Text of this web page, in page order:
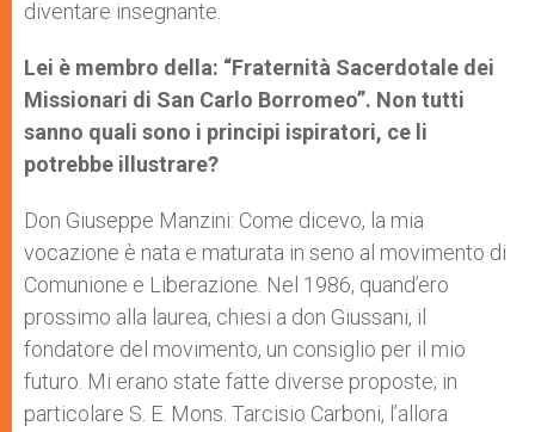
diventare insegnante.
Lei è membro della: “Fraternità Sacerdotale dei
Missionari di San Carlo Borromeo”. Non tutti
sanno quali sono i principi ispiratori, ce li
potrebbe illustrare?
Don Giuseppe Manzini: Come dicevo, la mia
vocazione è nata e maturata in seno al movimento di
Comunione e Liberazione. Nel 1986, quand’ero
prossimo alla laurea, chiesi a don Giussani, il
fondatore del movimento, un consiglio per il mio
futuro. Mi erano state fatte diverse proposte; in
particolare S. E. Mons. Tarcisio Carboni, l’allora